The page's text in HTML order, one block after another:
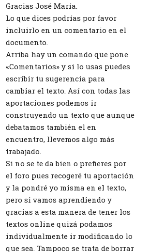
Gracias José María.
Lo que dices podrías por favor
incluirlo en un comentario en el
documento.
Arriba hay un comando que pone
«Comentarios» y si lo usas puedes
escribir tu sugerencia para
cambiar el texto. Así con todas las
aportaciones podemos ir
construyendo un texto que aunque
debatamos también el en
encuentro, llevemos algo más
trabajado.
Si no se te da bien o prefieres por
el foro pues recogeré tu aportación
y la pondré yo misma en el texto,
pero si vamos aprendiendo y
gracias a esta manera de tener los
textos online quizá podamos
individualmente ir modificando lo
que sea. Tampoco se trata de borrar